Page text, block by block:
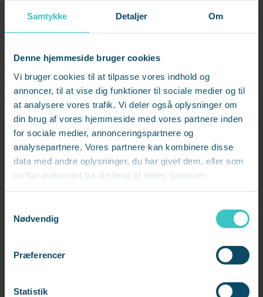
Samtykke Detaljer Om
Denne hjemmeside bruger cookies
Vi bruger cookies til at tilpasse vores indhold og
annoncer, til at vise dig funktioner til sociale medier og til
at analysere vores trafik. Vi deler også oplysninger om
din brug af vores hjemmeside med vores partnere inden
for sociale medier, annonceringspartnere og
analysepartnere. Vores partnere kan kombinere disse
data med andre oplysninger, du har givet dem, eller som
de har indsamlet fra din brug af deres tjenester.
Nødvendig
Præferencer
Statistik
Facebook
LinkedIn
Send på e-mail
Vil du høre mere
Udfyld formularen, hvis du ønsker sparring eller har spørgsmål til
emnet.
Så kontakter jeg dig.